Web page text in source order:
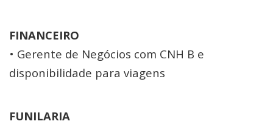
FINANCEIRO
• Gerente de Negócios com CNH B e
disponibilidade para viagens
FUNILARIA